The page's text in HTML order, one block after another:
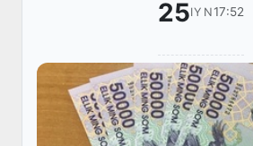
25IYN17:52